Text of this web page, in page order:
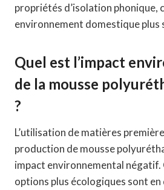
propriétés d’isolation phonique,
environnement domestique plus
Quel est l’impact
de la mousse
?
L’utilisation de matières
production de mousse
impact environnemental négatif.
options plus écologiques sont